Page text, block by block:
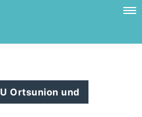
Ortsunion und